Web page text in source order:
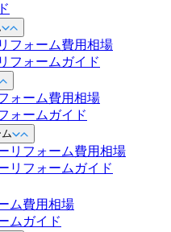
フォーム費用相場
フォームガイド
ォーム費用相場
ォームガイド
リフォーム費用相場
リフォームガイド
ム費用相場
ムガイド